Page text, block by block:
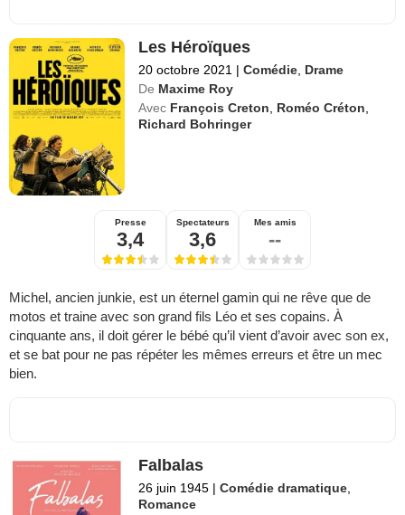
Les Héroïques
20 octobre 2021 | Comédie Drame
De Maxime Roy
Avec François Creton Roméo Créton
Richard Bohringer
Presse
3,4
Spectateurs
3,6
Mes amis
--
Michel, ancien junkie, est un éternel gamin qui ne rêve que de
motos et traine avec son grand fils Léo et ses copains. À
cinquante ans, il doit gérer le bébé qu’il vient d’avoir avec son ex,
et se bat pour ne pas répéter les mêmes erreurs et être un mec
bien.
Falbalas
26 juin 1945 | Comédie dramatique
Romance